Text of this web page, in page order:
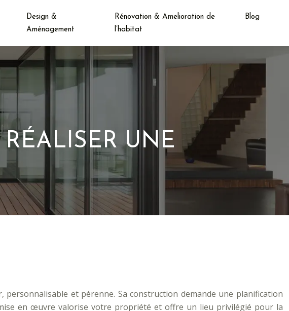
Design &
Aménagement
Rénovation & Amelioration de
l’habitat
Blog
UNE
et pérenne. Sa construction demande une planification
en œuvre valorise votre propriété et offre un lieu privilégié pour la